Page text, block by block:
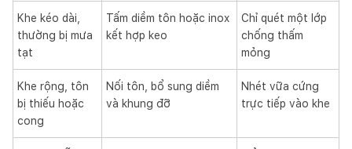
Khe kéo dài,
thường bị mưa
tạt
Tấm diềm tôn hoặc inox
kết hợp keo
Chỉ quét một lớp
chống thấm
mỏng
Khe rộng, tôn
bị thiếu hoặc
cong
Nối tôn, bổ sung diềm
và khung đỡ
Nhét vữa cứng
trực tiếp vào khe